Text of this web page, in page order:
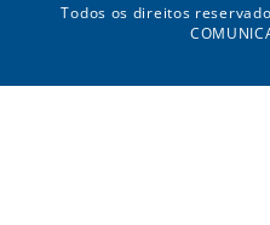
Todos os direitos